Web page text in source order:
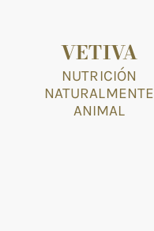
VETIVA
NUTRICIÓN
NATURALMENTE
ANIMAL